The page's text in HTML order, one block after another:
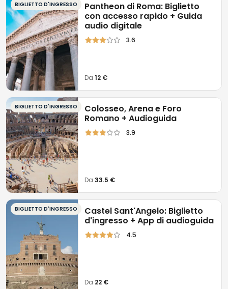
BIGLIETTO D'INGRESSO
Pantheon di Roma: Biglietto
con accesso rapido + Guida
audio digitale
3.6
Da12 €
BIGLIETTO D'INGRESSO
Colosseo, Arena e Foro
Romano + Audioguida
3.9
Da33.5 €
BIGLIETTO D'INGRESSO
Castel Sant'Angelo: Biglietto
d'ingresso + App di audioguida
4.5
Da 22 €